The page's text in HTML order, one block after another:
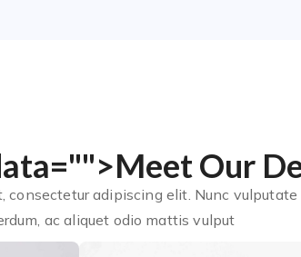
">Meet Our
consectetur adipiscing elit. Nunc vulputate
ac aliquet odio mattis vulput.